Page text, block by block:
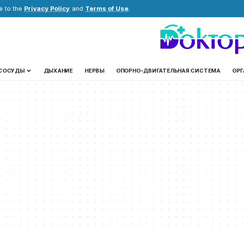
to the Privacy Policy and Terms of Use.
ДЫХАНИЕ НЕРВЫ ОПОРНО-ДВИГАТЕЛЬНАЯ СИСТЕМА